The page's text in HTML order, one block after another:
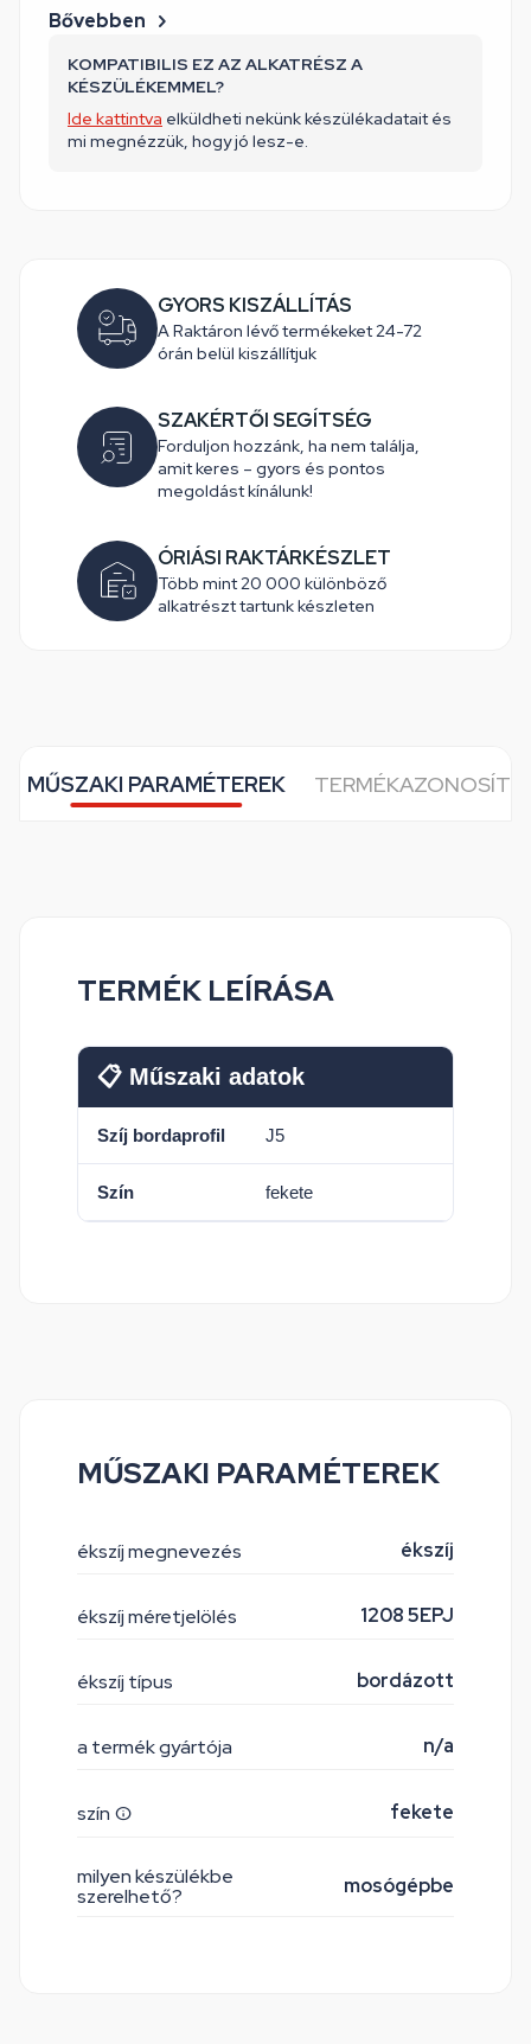
Bővebben
KOMPATIBILIS EZ AZ ALKATRÉSZ A
KÉSZÜLÉKEMMEL?
Ide kattintva elküldheti nekünk készülékadatait és
mi megnézzük, hogy jó lesz-e.
GYORS KISZÁLLÍTÁS
A Raktáron lévő termékeket 24-72
órán belül kiszállítjuk
SZAKÉRTŐI SEGÍTSÉG
Forduljon hozzánk, ha nem találja,
amit keres – gyors és pontos
megoldást kínálunk!
ÓRIÁSI RAKTÁRKÉSZLET
Több mint 20 000 különböző
alkatrészt tartunk készleten
MŰSZAKI PARAMÉTEREK
TERMÉK LEÍRÁSA
📋 Műszaki adatok
Szíj bordaprofil J5
Szín fekete
MŰSZAKI PARAMÉTEREK
ékszíj megnevezés ékszíj
ékszíj méretjelölés 1208 5EPJ
ékszíj típus bordázott
a termék gyártója n/a
szín fekete
milyen készülékbe
szerelhető?
mosógépbe